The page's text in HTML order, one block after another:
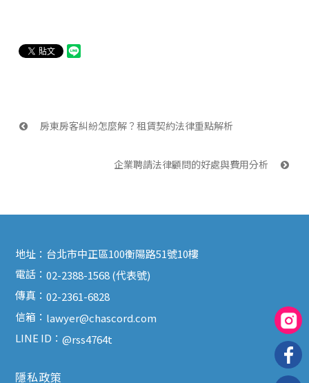
房東房客糾紛怎麼解？租賃契約法律重點解析
企業聘請法律顧問的好處與費用分析
地址： 台北市中正區100衡陽路51號10樓
電話：02-2388-1568 (代表號)
傳真：02-2361-6828
信箱： lawyer@chascord.com
LINE ID：@rss4764t
隱私政策